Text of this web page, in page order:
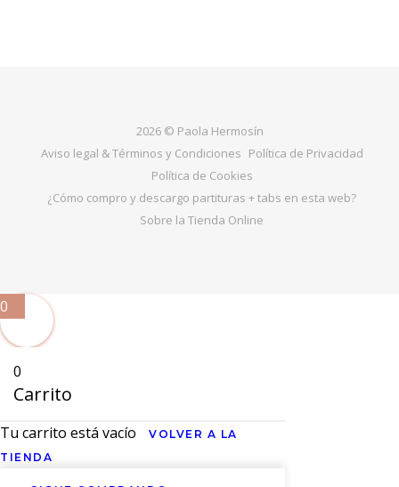
2026 © Paola Hermosín
Aviso legal & Términos y Condiciones Política de Privacidad
Política de Cookies
¿Cómo compro y descargo partituras + tabs en esta web?
Sobre la Tienda Online
0
0
Carrito
Tu carrito está vacío
VOLVER A LA
TIENDA